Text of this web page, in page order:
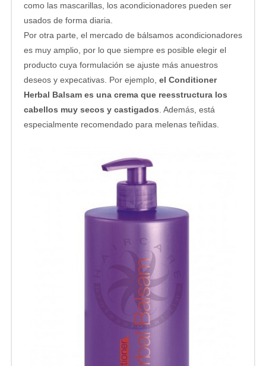
como las mascarillas, los acondicionadores pueden ser
usados de forma diaria.
Por otra parte, el mercado de bálsamos acondicionadores
es muy amplio, por lo que siempre es posible elegir el
producto cuya formulación se ajuste más anuestros
deseos y expecativas. Por ejemplo, el Conditioner
Herbal Balsam es una crema que reesstructura los
cabellos muy secos y castigados. Además, está
especialmente recomendado para melenas teñidas.